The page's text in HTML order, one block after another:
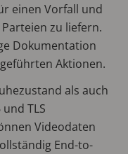
einen Vorfall und
zu liefern.
Dokumentation
Aktionen.
als auch
TLS
Videodaten
End-to-